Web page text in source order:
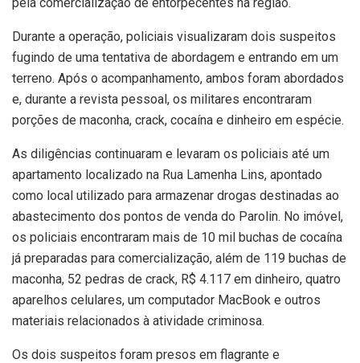
Durante a operação, policiais visualizaram dois suspeitos
fugindo de uma tentativa de abordagem e entrando em um
terreno. Após o acompanhamento, ambos foram abordados
e, durante a revista pessoal, os militares encontraram
porções de maconha, crack, cocaína e dinheiro em espécie.
As diligências continuaram e levaram os policiais até um
apartamento localizado na Rua Lamenha Lins, apontado
como local utilizado para armazenar drogas destinadas ao
abastecimento dos pontos de venda do Parolin. No imóvel,
os policiais encontraram mais de 10 mil buchas de cocaína
já preparadas para comercialização, além de 119 buchas de
maconha, 52 pedras de crack, R$ 4.117 em dinheiro, quatro
aparelhos celulares, um computador MacBook e outros
materiais relacionados à atividade criminosa.
Os dois suspeitos foram presos em flagrante e